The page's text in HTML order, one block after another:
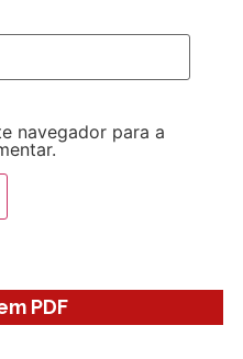
navegador para a
PDF